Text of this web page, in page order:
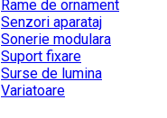
Rame de ornament
Senzori aparataj
Sonerie modulara
Suport fixare
Surse de lumina
Variatoare